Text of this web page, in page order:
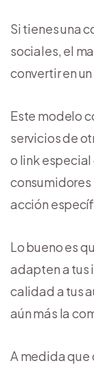
Si tienes una
sociales, el
convertir en un
Este modelo
servicios de
o link
consumidores
acción
Lo bueno es
adapten a tus
calidad a tus
aún más la
A medida que